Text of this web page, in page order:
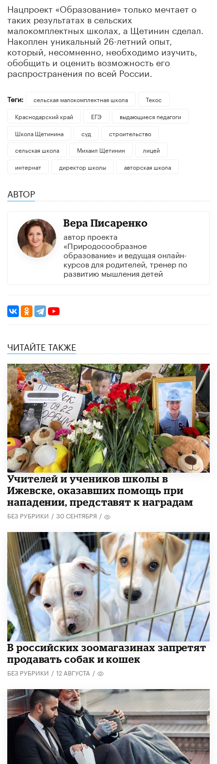
Нацпроект «Образование» только мечтает о
таких результатах в сельских
малокомплектных школах, а Щетинин сделал.
Накоплен уникальный 26-летний опыт,
который, несомненно, необходимо изучить,
обобщить и оценить возможность его
распространения по всей России.
Теги: сельская малокомплектная школа
Текос
Краснодарский край
ЕГЭ
выдающиеся педагоги
Школа Щетинина
суд
строительство
сельская школа
Михаил Щетинин
лицей
интернат
директор школы авторская школа
АВТОР
Вера Писаренко
автор проекта
«Природосообразное
образование» и ведущая онлайн-
курсов для родителей, тренер по
развитию мышления детей
ЧИТАЙТЕ ТАКЖЕ
​Учителей и учеников школы в
Ижевске, оказавших помощь при
нападении, представят к наградам
БЕЗ РУБРИКИ / 30 СЕНТЯБРЯ /
В российских зоомагазинах запретят
продавать собак и кошек
БЕЗ РУБРИКИ / 12 АВГУСТА /